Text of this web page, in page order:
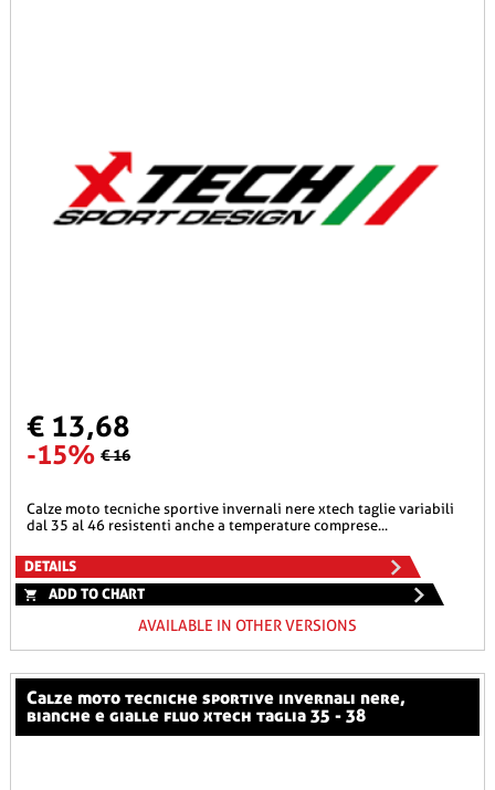
€ 13,68
-15% € 16
calze moto tecniche sportive invernali nere xtech taglie variabili
dal 35 al 46 resistenti anche a temperature comprese...
DETAILS
ADD TO CHART
AVAILABLE IN OTHER VERSIONS
calze moto tecniche sportive invernali nere,
bianche e gialle fluo xtech taglia 35 - 38